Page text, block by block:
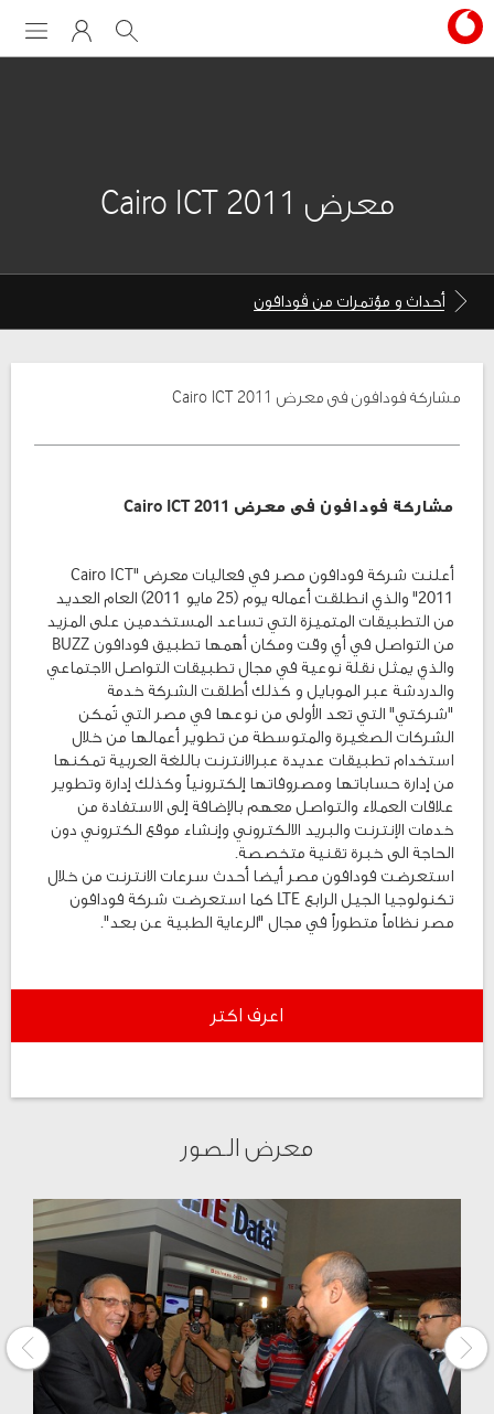
My VodafoneSearch
معرض Cairo ICT 2011
Breadcrumbs
page
Breadcrumbs
page
أحداث و مؤتمرات من ڤودافون
مشاركة فودافون فى معرض Cairo ICT 2011
مشاركة فودافون فى معرض Cairo ICT 2011
أعلنت شركة فودافون مصر في فعاليات معرض "Cairo ICT
2011" والذي انطلقت أعماله يوم (25 مايو 2011) العام العديد
من التطبيقات المتميزة التي تساعد المستخدمين على المزيد
من التواصل في أي وقت ومكان أهمها تطبيق فودافون BUZZ
والذي يمثل نقلة نوعية في مجال تطبيقات التواصل الاجتماعي
والدردشة عبر الموبايل و كذلك أطلقت الشركة خدمة
"شركتي" التي تعد الأولى من نوعها في مصر التي تُمكن
الشركات الصغيرة والمتوسطة من تطوير أعمالها من خلال
استخدام تطبيقات عديدة عبرالانترنت باللغة العربية تمكنها
من إدارة حساباتها ومصروفاتها إلكترونياً وكذلك إدارة وتطوير
علاقات العملاء والتواصل معهم بالإضافة إلى الاستفادة من
خدمات الإنترنت والبريد الالكتروني وإنشاء موقع الكتروني دون
الحاجة الى خبرة تقنية متخصصة.
استعرضت فودافون مصر أيضا أحدث سرعات الانترنت من خلال
تكنولوجيا الجيل الرابع LTE كما استعرضت شركة فودافون
مصر نظاماً متطوراً في مجال "الرعاية الطبية عن بعد".
اعرف اكتر
معرض الصور
Previous
page
Next
page